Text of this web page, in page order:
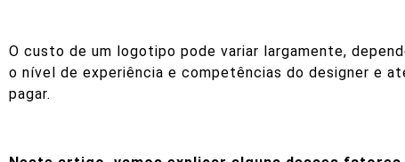
O custo de um logotipo pode variar largamente,
o nível de experiência e competências do designer e
pagar.